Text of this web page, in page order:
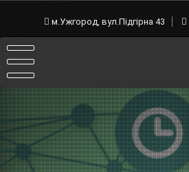
м.Ужгород, вул.Підгірна 43